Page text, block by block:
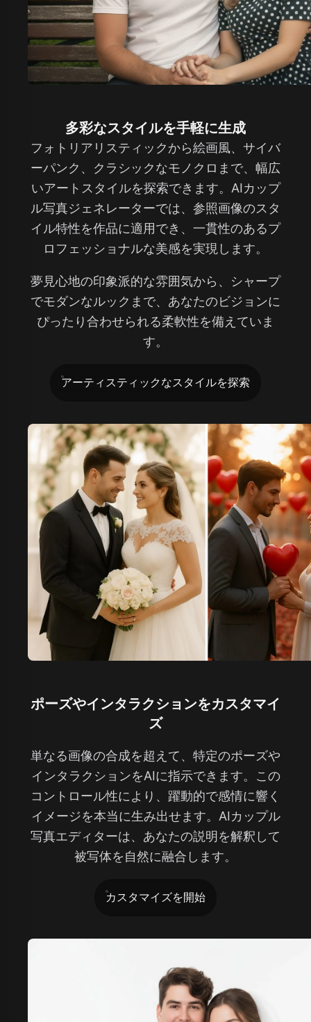
多彩なスタイルを手軽に生成
フォトリアリスティックから絵画風、サイバ
ーパンク、クラシックなモノクロまで、幅広
いアートスタイルを探索できます。AIカップ
ル写真ジェネレーターでは、参照画像のスタ
イル特性を作品に適用でき、一貫性のあるプ
ロフェッショナルな美感を実現します。
夢見心地の印象派的な雰囲気から、シャープ
でモダンなルックまで、あなたのビジョンに
ぴったり合わせられる柔軟性を備えていま
す。
アーティスティックなスタイルを探索
ポーズやインタラクションをカスタマイ
ズ
単なる画像の合成を超えて、特定のポーズや
インタラクションをAIに指示できます。この
コントロール性により、躍動的で感情に響く
イメージを本当に生み出せます。AIカップル
写真エディターは、あなたの説明を解釈して
被写体を自然に融合します。
カスタマイズを開始